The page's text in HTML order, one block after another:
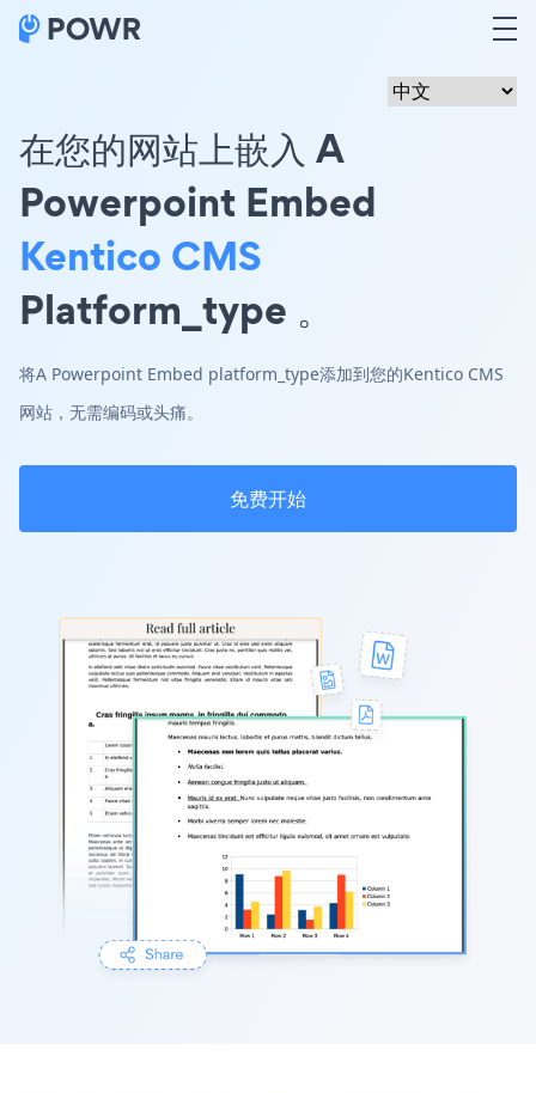
在您的网站上嵌入 A
Powerpoint Embed
Kentico CMS
Platform_type 。
将A Powerpoint Embed platform_type添加到您的Kentico CMS
网站，无需编码或头痛。
免费开始